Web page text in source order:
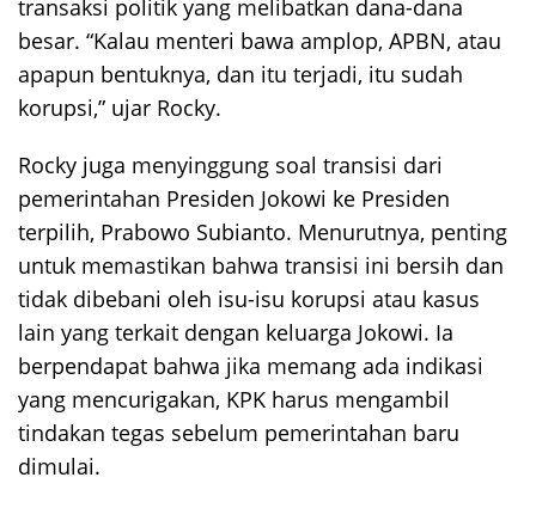
transaksi politik yang melibatkan dana-dana
besar. “Kalau menteri bawa amplop, APBN, atau
apapun bentuknya, dan itu terjadi, itu sudah
korupsi,” ujar Rocky.
Rocky juga menyinggung soal transisi dari
pemerintahan Presiden Jokowi ke Presiden
terpilih, Prabowo Subianto. Menurutnya, penting
untuk memastikan bahwa transisi ini bersih dan
tidak dibebani oleh isu-isu korupsi atau kasus
lain yang terkait dengan keluarga Jokowi. Ia
berpendapat bahwa jika memang ada indikasi
yang mencurigakan, KPK harus mengambil
tindakan tegas sebelum pemerintahan baru
dimulai.